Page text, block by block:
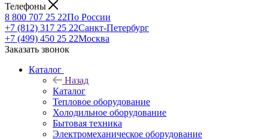
Телефоны
8 800 707 25 22По России
+7 (812) 317 25 22Санкт-Петербург
+7 (499) 450 25 22Москва
Заказать звонок
Каталог
Назад
Каталог
Тепловое оборудование
Холодильное оборудование
Бытовая техника
Электромеханическое оборудование